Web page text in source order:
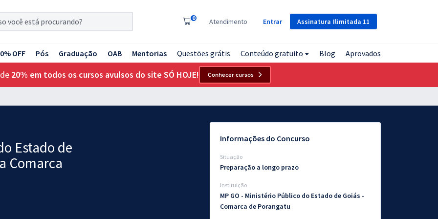
Assinatura Ilimitada 11
0 Atendimento Entrar
OFF Pós Graduação OAB Mentorias Questões grátis Conteúdo gratuito Blog Aprovados
20% em todos os cursos avulsos do site SÓ HOJE! Conhecer cursos
Estado de
Comarca
Informações do Concurso
Situação
Preparação a longo prazo
Instituição
MP GO - Ministério Público do Estado de Goiás -
Comarca de Porangatu